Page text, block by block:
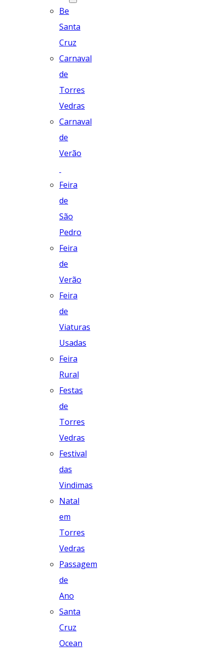
Be
Santa
Cruz
Carnaval
de
Torres
Vedras
Carnaval
de
Verão
Feira
de
São
Pedro
Feira
de
Verão
Feira
de
Viaturas
Usadas
Feira
Rural
Festas
de
Torres
Vedras
Festival
das
Vindimas
Natal
em
Torres
Vedras
Passagem
de
Ano
Santa
Cruz
Ocean